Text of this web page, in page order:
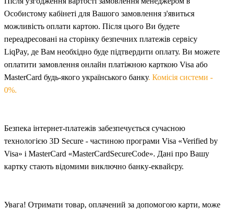
Особистому кабінеті для Вашого замовлення з'явиться
можливість оплати картою. Після цього Ви будете
переадресовані на сторінку безпечних платежів сервісу
LiqPay, де Вам необхідно буде підтвердити оплату. Ви можете
оплатити замовлення онлайн платіжною карткою Visa або
MasterCard будь-якого українського банку. Комісія системи -
0%.
Безпека інтернет-платежів забезпечується сучасною
технологією 3D Secure - частиною програми Visa «Verified by
Visa» і MasterCard «MasterCardSecureCode». Дані про Вашу
картку стають відомими виключно банку-еквайєру.
Увага! Отримати товар, оплачений за допомогою карти, може